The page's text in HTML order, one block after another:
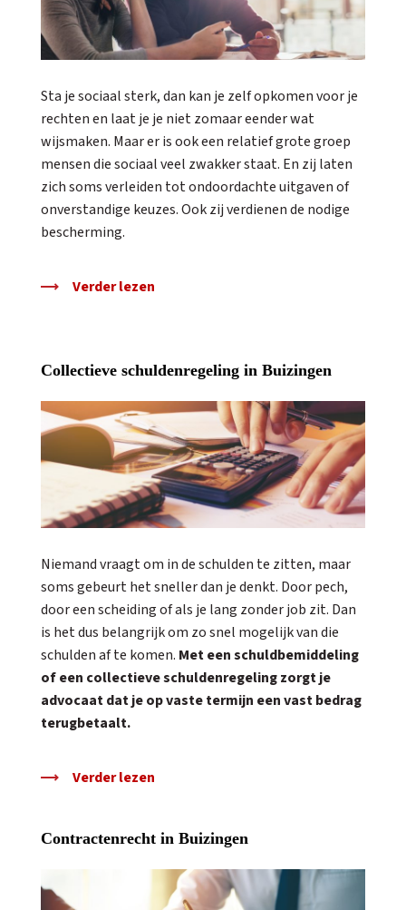
Sta je sociaal sterk, dan kan je zelf opkomen voor je
rechten en laat je je niet zomaar eender wat
wijsmaken. Maar er is ook een relatief grote groep
mensen die sociaal veel zwakker staat. En zij laten
zich soms verleiden tot ondoordachte uitgaven of
onverstandige keuzes. Ook zij verdienen de nodige
bescherming.
Verder lezen
Collectieve schuldenregeling in Buizingen
Niemand vraagt om in de schulden te zitten, maar
soms gebeurt het sneller dan je denkt. Door pech,
door een scheiding of als je lang zonder job zit. Dan
is het dus belangrijk om zo snel mogelijk van die
schulden af te komen. Met een schuldbemiddeling
of een collectieve schuldenregeling zorgt je
advocaat dat je op vaste termijn een vast bedrag
terugbetaalt.
Verder lezen
Contractenrecht in Buizingen